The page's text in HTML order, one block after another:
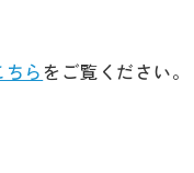
ちら をご覧ください。